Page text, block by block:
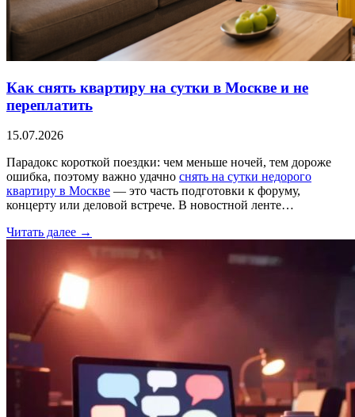
Как снять квартиру на сутки в Москве и не
переплатить
15.07.2026
Парадокс короткой поездки: чем меньше ночей, тем дороже
ошибка, поэтому важно удачно снять на сутки недорого
квартиру в Москве — это часть подготовки к форуму,
концерту или деловой встрече. В новостной ленте…
Читать далее →